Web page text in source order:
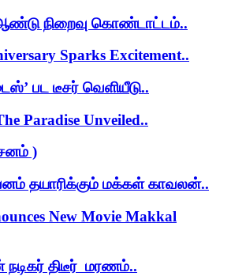
ஆண்டு நிறைவு கொண்டாட்டம்..
Sparks Excitement..
பட டீசர் வெளியீடு..
Paradise Unveiled..
)
தயாரிக்கும் மக்கள் காவலன்..
New Movie Makkal
நடிகர் திடீர் மரணம்..